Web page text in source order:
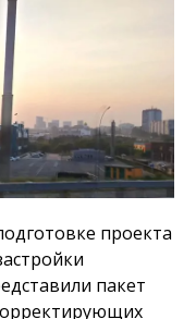
проекта
пакет